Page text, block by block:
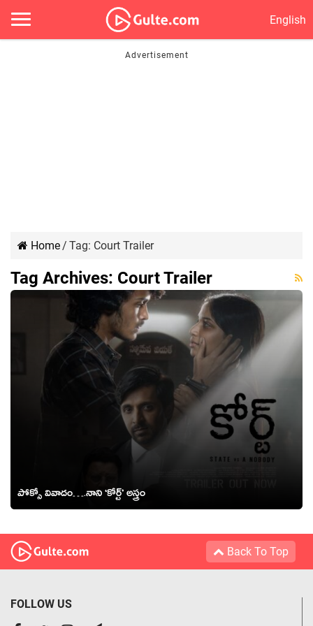
English
Home/ Tag: Court Trailer
Tag Archives: Court Trailer
పోక్సో వివాదం….నాని ‘కోర్ట్’ అస్త్రం
Back To Top
FOLLOW US